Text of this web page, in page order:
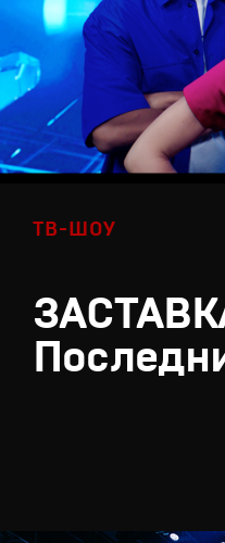
ТВ-ШОУ